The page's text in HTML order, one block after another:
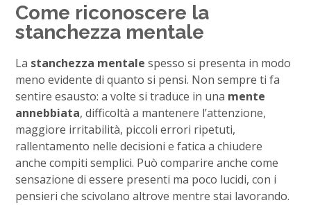
Come riconoscere la
stanchezza mentale
La stanchezza mentale spesso si presenta in modo
meno evidente di quanto si pensi. Non sempre ti fa
sentire esausto: a volte si traduce in una mente
annebbiata, difficoltà a mantenere l’attenzione,
maggiore irritabilità, piccoli errori ripetuti,
rallentamento nelle decisioni e fatica a chiudere
anche compiti semplici. Può comparire anche come
sensazione di essere presenti ma poco lucidi, con i
pensieri che scivolano altrove mentre stai lavorando.